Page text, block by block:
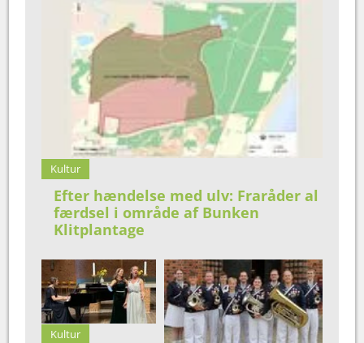
Kultur
Efter hændelse med ulv: Fraråder al
færdsel i område af Bunken
Klitplantage
Kultur